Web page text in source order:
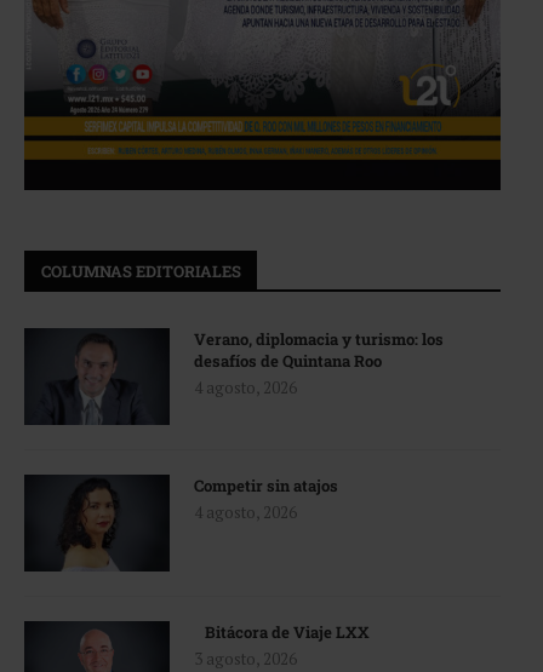
COLUMNAS EDITORIALES
Verano, diplomacia y turismo: los
desafíos de Quintana Roo
4 agosto, 2026
Competir sin atajos
4 agosto, 2026
Bitácora de Viaje LXX
3 agosto, 2026